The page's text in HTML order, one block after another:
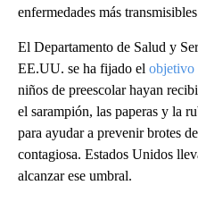
enfermedades más
El Departamento de Salud y
EE.UU. se ha fijado el objetivo
niños de preescolar hayan
el sarampión, las paperas y la
para ayudar a prevenir brotes
contagiosa. Estados Unidos
alcanzar ese umbral.